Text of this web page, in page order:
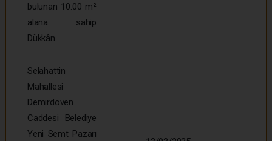
bulunan 10.00 m²
alana sahip
Dükkân
Selahattin
Mahallesi
Demirdöven
Caddesi Belediye
Yeni Semt Pazarı